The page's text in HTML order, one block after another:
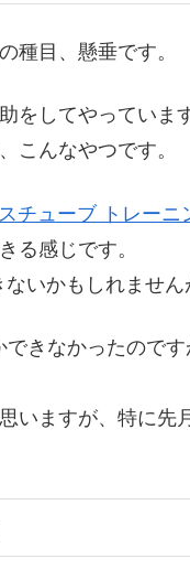
種目、懸垂です。
をしてやっています
こんなやつです。
チューブ トレー
る感じです。
いかもしれません
きなかったので
いますが、特に